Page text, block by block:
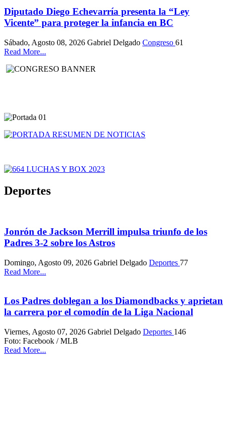
Diputado Diego Echevarría presenta la “Ley
Vicente” para proteger la infancia en BC
Sábado, Agosto 08, 2026 Gabriel Delgado Congreso 61
Read More...
Deportes
Jonrón de Jackson Merrill impulsa triunfo de los
Padres 3-2 sobre los Astros
Domingo, Agosto 09, 2026 Gabriel Delgado Deportes 77
Read More...
Los Padres doblegan a los Diamondbacks y aprietan
la carrera por el comodín de la Liga Nacional
Viernes, Agosto 07, 2026 Gabriel Delgado Deportes 146
Foto: Facebook / MLB
Read More...